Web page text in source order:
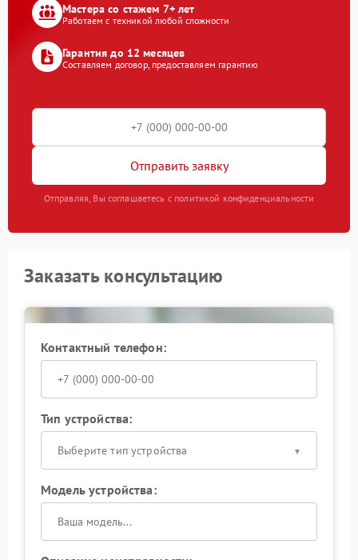
Мастера со стажем 7+ лет
Работаем с техникой любой сложности
Гарантия до 12 месяцев
Составляем договор, предоставляем гарантию
Отправить заявку
Отправляя, Вы соглашаетесь с политикой конфиденциальности
Заказать консультацию
Контактный телефон:
Тип устройства:
Выберите тип устройства
Модель устройства: